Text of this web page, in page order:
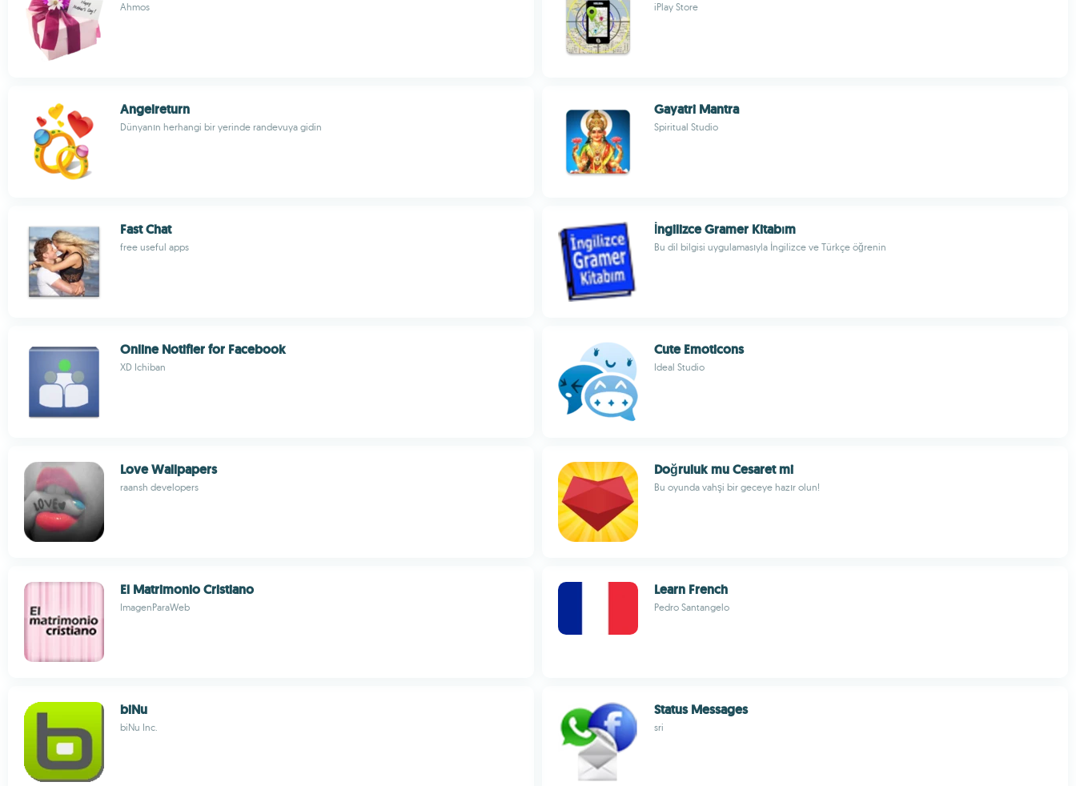
Ahmos iPlay Store
Angelreturn
Dünyanın herhangi bir yerinde randevuya gidin
Gayatri Mantra
Spiritual Studio
Fast Chat
free useful apps
İngilizce Gramer Kitabım
Bu dil bilgisi uygulamasıyla İngilizce ve Türkçe öğrenin
Online Notifier for Facebook
XD Ichiban
Cute Emoticons
Ideal Studio
Love Wallpapers
raansh developers
Doğruluk mu Cesaret mi
Bu oyunda vahşi bir geceye hazır olun!
El Matrimonio Cristiano
ImagenParaWeb
Learn French
Pedro Santangelo
biNu
biNu Inc.
Status Messages
sri